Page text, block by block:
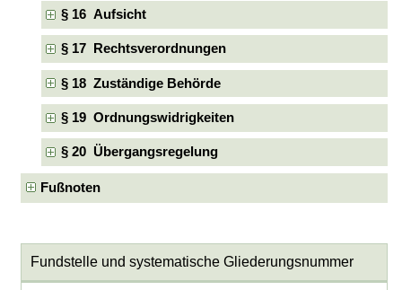
§ 16 Aufsicht
§ 17 Rechtsverordnungen
§ 18 Zuständige Behörde
§ 19 Ordnungswidrigkeiten
§ 20 Übergangsregelung
Fußnoten
Fundstelle und systematische Gliederungsnummer